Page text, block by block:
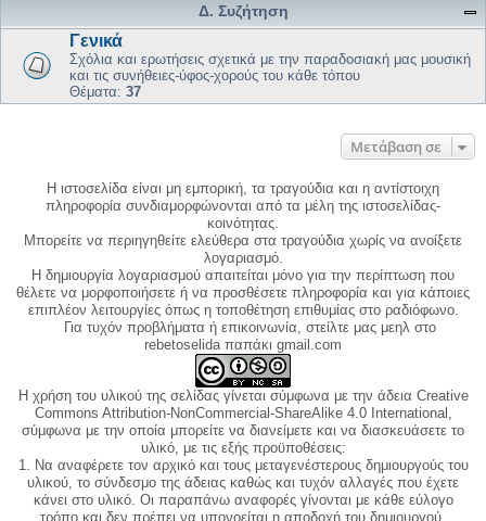
Δ. Συζήτηση
Γενικά
Σχόλια και ερωτήσεις σχετικά με την παραδοσιακή μας μουσική
και τις συνήθειες-ύφος-χορούς του κάθε τόπου
Θέματα: 37
Μετάβαση σε
Η ιστοσελίδα είναι μη εμπορική, τα τραγούδια και η αντίστοιχη
πληροφορία συνδιαμορφώνονται από τα μέλη της ιστοσελίδας-
κοινότητας.
Μπορείτε να περιηγηθείτε ελεύθερα στα τραγούδια χωρίς να ανοίξετε
λογαριασμό.
Η δημιουργία λογαριασμού απαιτείται μόνο για την περίπτωση που
θέλετε να μορφοποιήσετε ή να προσθέσετε πληροφορία και για κάποιες
επιπλέον λειτουργίες όπως η τοποθέτηση επιθυμίας στο ραδιόφωνο.
Για τυχόν προβλήματα ή επικοινωνία, στείλτε μας μεηλ στο
rebetoselida παπάκι gmail.com
Η χρήση του υλικού της σελίδας γίνεται σύμφωνα με την άδεια Creative
Commons Attribution-NonCommercial-ShareAlike 4.0 International,
σύμφωνα με την οποία μπορείτε να διανείμετε και να διασκευάσετε το
υλικό, με τις εξής προϋποθέσεις:
1. Να αναφέρετε τον αρχικό και τους μεταγενέστερους δημιουργούς του
υλικού, το σύνδεσμο της άδειας καθώς και τυχόν αλλαγές που έχετε
κάνει στο υλικό. Οι παραπάνω αναφορές γίνονται με κάθε εύλογο
τρόπο και δεν πρέπει να υπονοείται η αποδοχή του δημιουργού.